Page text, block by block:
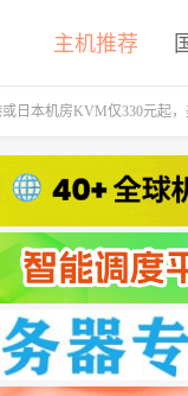
主机推荐
日本机房KVM仅330元起